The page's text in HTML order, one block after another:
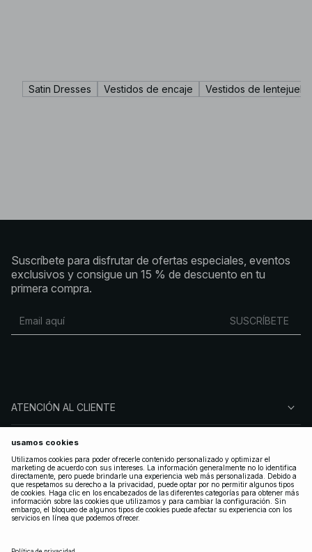
Satin Dresses Vestidos de encaje Vestidos de lentejuelas
Suscríbete para disfrutar de ofertas especiales, eventos
exclusivos y consigue un 15 % de descuento en tu
primera compra.
SUSCRÍBETE
ATENCIÓN AL CLIENTE
SOBRE NA-KD
SÍGUENOS
LEGAL